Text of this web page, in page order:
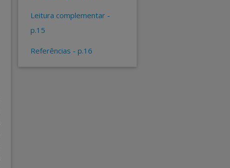
leitura complementar -
p.15
referências - p.16